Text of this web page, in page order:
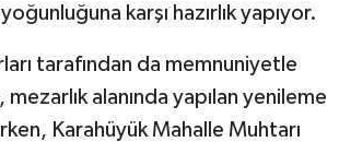
karşı hazırlık yapıyor.
tarafından da memnuniyetle
alanında yapılan yenileme
Karahüyük Mahalle Muhtarı